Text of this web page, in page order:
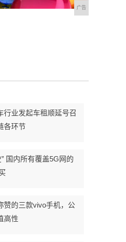
广告
行业发起车租顺延号召
各环节
” 国内所有覆盖5G网的
赞的三款vivo手机，公
高性